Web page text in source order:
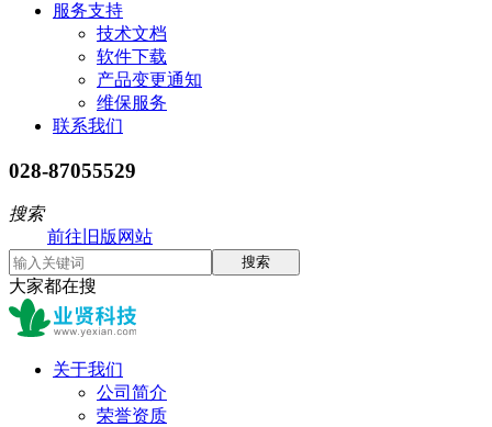
服务支持
技术文档
软件下载
产品变更通知
维保服务
联系我们
028-87055529
搜索
前往旧版网站
搜索
大家都在搜
关于我们
公司简介
荣誉资质